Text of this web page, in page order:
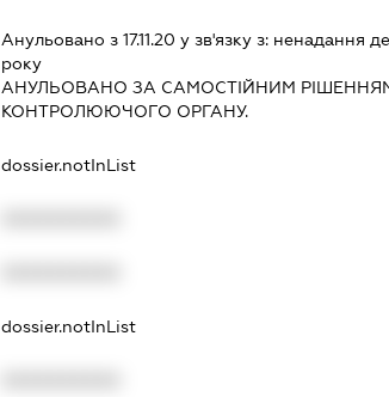
Анульовано з 17.11.20 у зв'язку з: ненадання
року
АНУЛЬОВАНО ЗА САМОСТIЙНИМ
КОНТРОЛЮЮЧОГО ОРГАНУ.
dossier.notInList
dossier.notInList